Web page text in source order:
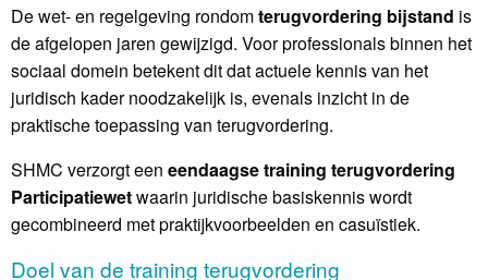
De wet- en regelgeving rondomterugvordering bijstand is
de afgelopen jaren gewijzigd. Voor professionals binnen het
sociaal domein betekent dit dat actuele kennis van het
juridisch kader noodzakelijk is, evenals inzicht in de
praktische toepassing van terugvordering.
SHMC verzorgt een eendaagse training terugvordering
Participatiewetwaarin juridische basiskennis wordt
gecombineerd met praktijkvoorbeelden en casuïstiek.
Doel van de training terugvordering